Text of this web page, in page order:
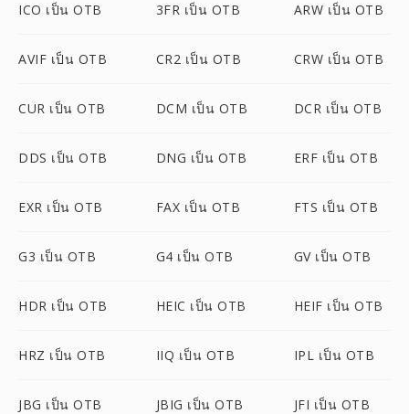
ICO เป็น OTB 3FR เป็น OTB ARW เป็น OTB
AVIF เป็น OTB CR2 เป็น OTB CRW เป็น OTB
CUR เป็น OTB DCM เป็น OTB DCR เป็น OTB
DDS เป็น OTB DNG เป็น OTB ERF เป็น OTB
EXR เป็น OTB FAX เป็น OTB FTS เป็น OTB
G3 เป็น OTB G4 เป็น OTB GV เป็น OTB
HDR เป็น OTB HEIC เป็น OTB HEIF เป็น OTB
HRZ เป็น OTB IIQ เป็น OTB IPL เป็น OTB
JBG เป็น OTB JBIG เป็น OTB JFI เป็น OTB